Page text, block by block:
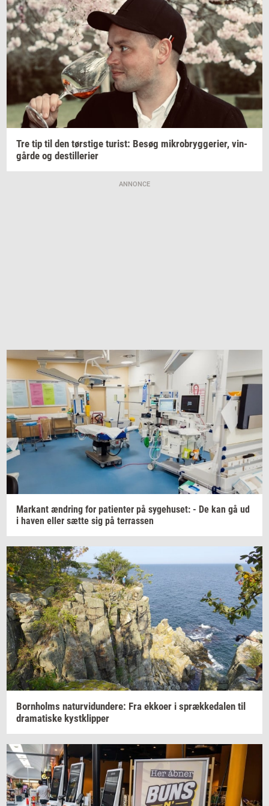
Tre tip til den tørsti­ge turist: Besøg mi­kro­bryg­ge­ri­er, vin­
går­de og destil­le­ri­er
ANNONCE
Mar­kant æn­dring for pa­tien­ter på sy­ge­hu­set: - De kan gå ud
i haven eller sætte sig på ter­ras­sen
Born­holms na­tur­vi­dun­de­re: Fra ek­ko­er i spræk­ke­da­len til
dra­ma­ti­ske kyst­klip­per